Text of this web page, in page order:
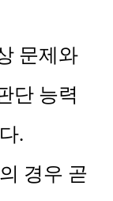
문제와
단 능력
.
경우 곧